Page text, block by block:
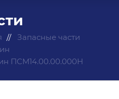
Запасные части
ПСМ14.00.00.000Н